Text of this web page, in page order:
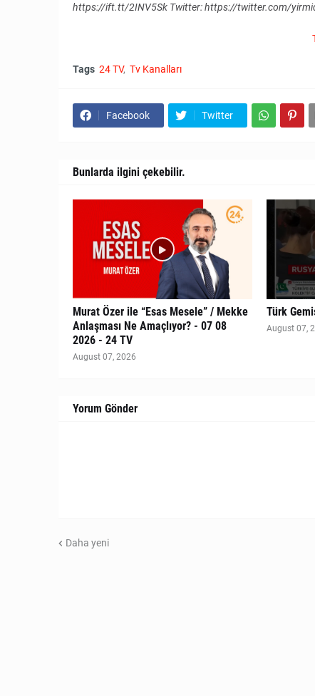
https://ift.tt/2INV5Sk Twitter: https://twitter.com/
Tags 24 TV Tv Kanalları
Facebook Twitter
Bunlarda ilgini çekebilir.
Murat Özer ile “Esas Mesele” / Mekke
Anlaşması Ne Amaçlıyor? - 07 08
2026 - 24 TV
August 07, 2026
Türk
August 07,
Yorum Gönder
Daha yeni